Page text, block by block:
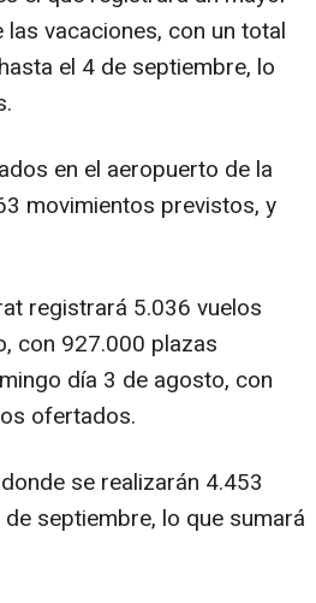
vacaciones, con un total
el 4 de septiembre, lo
en el aeropuerto de la
movimientos previstos, y
registrará 5.036 vuelos
con 927.000 plazas
día 3 de agosto, con
ofertados.
se realizarán 4.453
septiembre, lo que sumará